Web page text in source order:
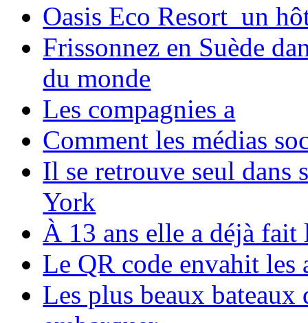
Oasis Eco Resort un
Frissonnez en Suède
du monde
Les compagnies a
Comment les médias
Il se retrouve seul dans
York
À 13 ans elle a déjà
Le QR code envahit les
Les plus beaux bateaux